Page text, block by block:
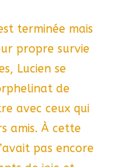
terminée mais
propre survie
Lucien se
de
avec ceux qui
amis. À cette
pas encore